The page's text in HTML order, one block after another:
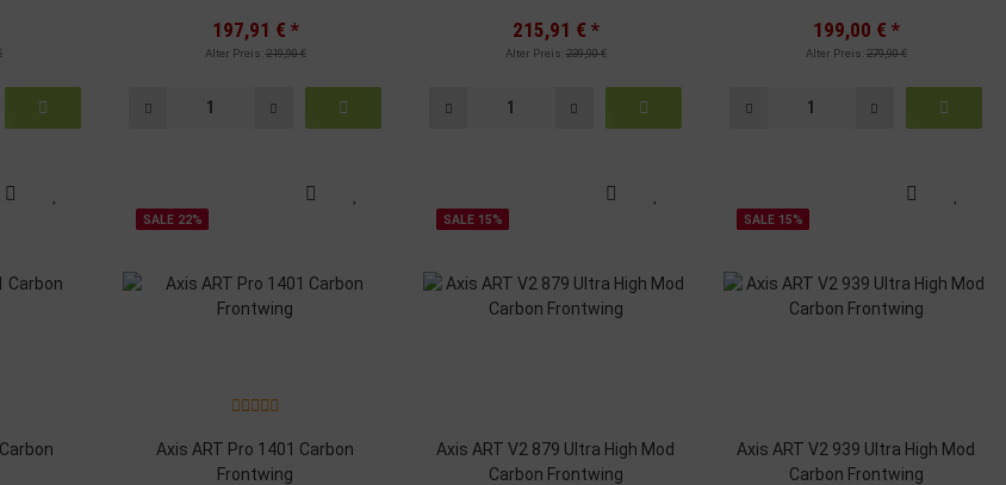
197,91 € *
Alter Preis: 219,90 €
215,91 € *
Alter Preis: 239,90 €
199,00 € *
Alter Preis: 279,90 €
SALE 22%
Axis ART Pro 1401 Carbon
Frontwing
SALE 15%
Axis ART V2 879 Ultra High Mod
Carbon Frontwing
SALE 15%
Axis ART V2 939 Ultra High Mod
Carbon Frontwing